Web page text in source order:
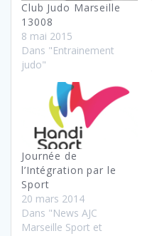
Club Judo Marseille
13008
8 mai 2015
Dans "Entrainement
judo"
Journée de
l’Intégration par le
Sport
20 mars 2014
Dans "News AJC
Marseille Sport et